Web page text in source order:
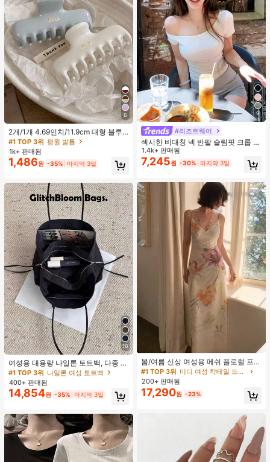
6
2개/1개 4.69인치/11.9cm 대형 블루
& 화이트 1피스 플라스틱 헤어 클로
클립, 데일리 웨어, 캐주얼, 파티, 출퇴
근, 휴가, 헤어스타일링, 메이크업, 의
상 매칭 비치 헤어 클립 바캉스 헤어
클러치에 적합한 세련되고 다재다능
하며 우아하고 미니멀한 단색 헤어 액
세서리
#1 TOP 3위 평원 발톱
1k+ 판매됨
1,486원 -35% 마지막 3일
16
여성용 대용량 나일론 토트백, 다중 지
퍼 포켓, 방수 숄더 핸드백, 사무실 노
트북, 일상 출퇴근, 쇼핑에 적합
#1 TOP 3위 나일론 여성 토트백
400+ 판매됨
14,854원 -35% 마지막 3일
9
#리조트웨어
섹시한 비대칭 넥 반팔 슬림핏 크롭 탑
화이트 여름
1.4k+ 판매됨
7,245원 -30% 마지막 3일
봄/여름 신상 여성용 메쉬 플로럴 프린
트 드레스, 브이넥, 휴가 스타일, 섹시
한 비치 파티 댄스 드레스, 스파게티
스트랩 웨딩 가을
#1 TOP 3위
거의 매진!
#1 TOP 3위
미디 여성 칵테일 드레스
거의 매진!
#1 TOP 3위
미디 여성 칵테일 드레스
거의 매진!
#1 TOP 3위
200+ 판매됨
17,290원 -23%